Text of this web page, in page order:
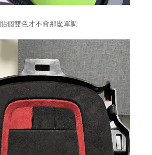
貼個雙色才不會那麼單調